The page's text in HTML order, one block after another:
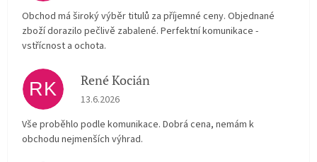
Obchod má široký výběr titulů za příjemné ceny. Objednané
zboží dorazilo pečlivě zabalené. Perfektní komunikace -
vstřícnost a ochota.
RK René Kocián
Hodnocení obchodu je 5 z 5 hvězdiček.
13.6.2026
Vše proběhlo podle komunikace. Dobrá cena, nemám k
obchodu nejmenších výhrad.